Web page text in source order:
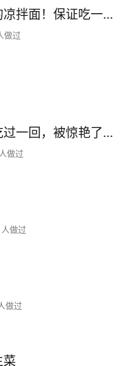
酸辣爽口的凉拌面！保证吃一次就上瘾
做过
过一回，被惊艳了…
做过
做过
做过
菜